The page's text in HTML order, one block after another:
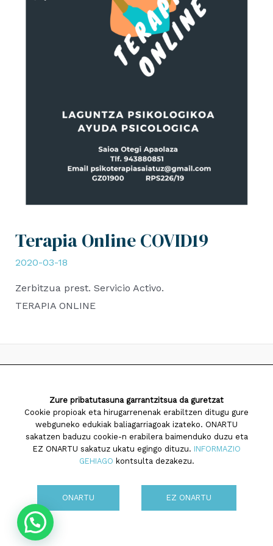
Terapia Online COVID19
2020-03-18
Zerbitzua prest. Servicio Activo.
TERAPIA ONLINE
Diseinua eta garapena:TaPuntu
Cookien politika
Pribatutasun politika
Zure pribatutasuna garrantzitsua da guretzat
Cookie propioak eta hirugarrenenak erabiltzen ditugu gure
webguneko edukiak baliagarriagoak izateko. ONARTU
sakatzen baduzu cookie-n erabilera baimenduko duzu eta
EZ ONARTU sakatuz ukatu egingo dituzu. INFORMAZIO
GEHIAGO kontsulta dezakezu.
ONARTU EZ ONARTU